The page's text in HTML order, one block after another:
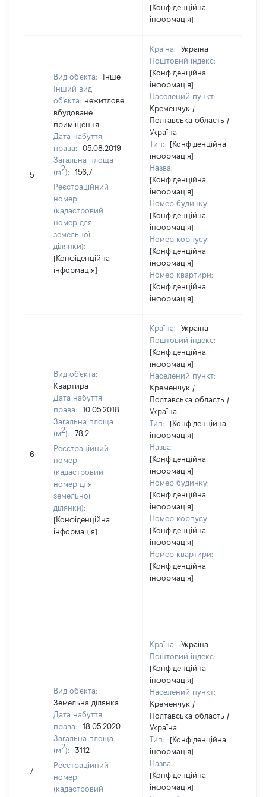
[Конфіденційна
інформація]
5
Вид об'єкта:
Інше
Інший вид
об'єкта: нежитлове
вбудоване
приміщення
Дата набуття
права:
05.08.2019
Загальна площа
(м2):
156,7
Реєстраційний
номер
(кадастровий
номер для
земельної
ділянки):
[Конфіденційна
інформація]
Країна:
Україна
Поштовий індекс:
[Конфіденційна
інформація]
Населений пункт:
Кременчук /
Полтавська область /
Україна
Тип:
[Конфіденційна
інформація]
Назва:
[Конфіденційна
інформація]
Номер будинку:
[Конфіденційна
інформація]
Номер корпусу:
[Конфіденційна
інформація]
Номер квартири:
[Конфіденційна
інформація]
6
Вид об'єкта:
Квартира
Дата набуття
права:
10.05.2018
Загальна площа
(м2):
78,2
Реєстраційний
номер
(кадастровий
номер для
земельної
ділянки):
[Конфіденційна
інформація]
Країна:
Україна
Поштовий індекс:
[Конфіденційна
інформація]
Населений пункт:
Кременчук /
Полтавська область /
Україна
Тип:
[Конфіденційна
інформація]
Назва:
[Конфіденційна
інформація]
Номер будинку:
[Конфіденційна
інформація]
Номер корпусу:
[Конфіденційна
інформація]
Номер квартири:
[Конфіденційна
інформація]
7
Вид об'єкта:
Земельна ділянка
Дата набуття
права:
18.05.2020
Загальна площа
(м2):
3112
Реєстраційний
номер
(кадастровий
Країна:
Україна
Поштовий індекс:
[Конфіденційна
інформація]
Населений пункт:
Кременчук /
Полтавська область /
Україна
Тип:
[Конфіденційна
інформація]
Назва:
[Конфіденційна
інформація]